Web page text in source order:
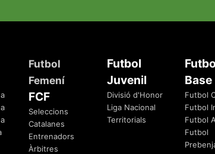
Futbol
Femení
FCF
Seleccions
Catalanes
Entrenadors
Àrbitres
Futbol
Juvenil
Divisió d'Honor
Liga Nacional
Territorials
Base
Futbol
Futbol
Futbol
Futbol